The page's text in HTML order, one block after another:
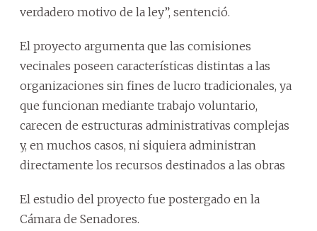
verdadero motivo de la ley”, sentenció.
El proyecto argumenta que las comisiones
vecinales poseen características distintas a las
organizaciones sin fines de lucro tradicionales, ya
que funcionan mediante trabajo voluntario,
carecen de estructuras administrativas complejas
y, en muchos casos, ni siquiera administran
directamente los recursos destinados a las obras
El estudio del proyecto fue postergado en la
Cámara de Senadores.